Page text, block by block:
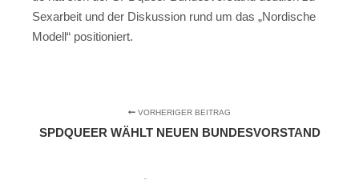
Sex­ar­beit und der Dis­kus­si­on rund um das „Nor­di­sche
Modell“ positioniert.
VORHERIGER BEITRAG
SPDQUEER WÄHLT NEUEN BUNDESVORSTAND